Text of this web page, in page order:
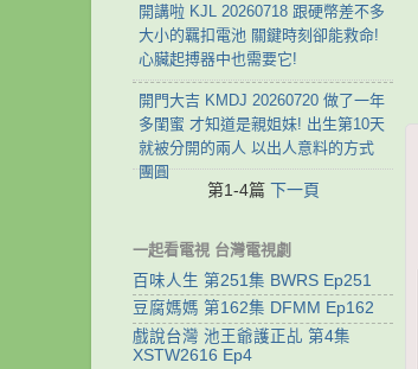
開講啦 KJL 20260718 跟硬幣差不多
大小的羈扣電池 關鍵時刻卻能救命!
心臟起搏器中也需要它!
開門大吉 KMDJ 20260720 做了一年
多閨蜜 才知道是親姐妹! 出生第10天
就被分開的兩人 以出人意料的方式
團圓
第1-4篇 下一頁
一起看電視 台灣電視劇
百味人生 第251集 BWRS Ep251
豆腐媽媽 第162集 DFMM Ep162
戲說台灣 池王爺護正乩 第4集
XSTW2616 Ep4